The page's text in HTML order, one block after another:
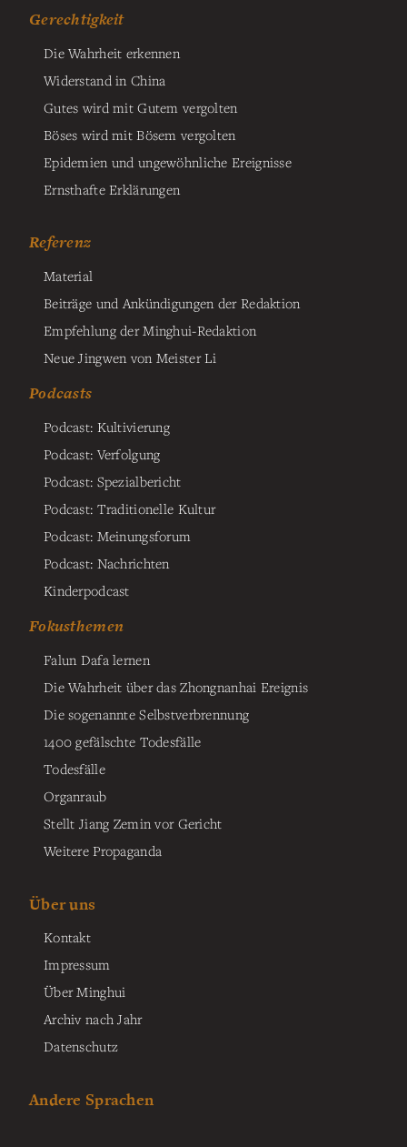
Gerechtigkeit
Die Wahrheit erkennen
Widerstand in China
Gutes wird mit Gutem vergolten
Böses wird mit Bösem vergolten
Epidemien und ungewöhnliche Ereignisse
Ernsthafte Erklärungen
Referenz
Material
Beiträge und Ankündigungen der Redaktion
Empfehlung der Minghui-Redaktion
Neue Jingwen von Meister Li
Podcasts
Podcast: Kultivierung
Podcast: Verfolgung
Podcast: Spezialbericht
Podcast: Traditionelle Kultur
Podcast: Meinungsforum
Podcast: Nachrichten
Kinderpodcast
Fokusthemen
Falun Dafa lernen
Die Wahrheit über das Zhongnanhai Ereignis
Die sogenannte Selbstverbrennung
1400 gefälschte Todesfälle
Todesfälle
Organraub
Stellt Jiang Zemin vor Gericht
Weitere Propaganda
Über uns
Kontakt
Impressum
Über Minghui
Archiv nach Jahr
Datenschutz
Andere Sprachen